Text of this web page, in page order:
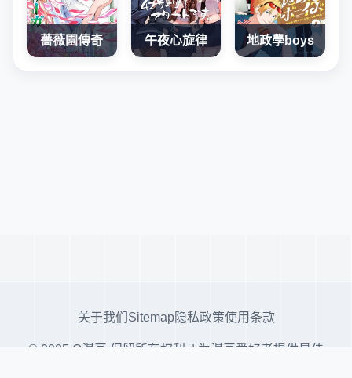
薔薇園傳奇 午夜心旋律 地政學boys
关于我们 Sitemap隐私政策使用条款
© 2025 Q漫画 保留所有权利. | 为漫画爱好者提供最佳